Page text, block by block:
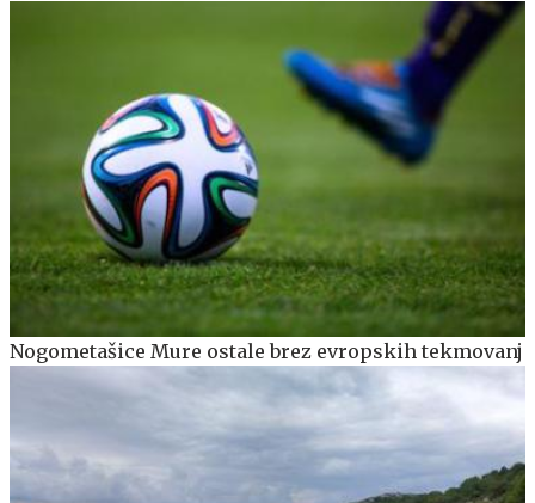
Nogometašice Mure ostale brez evropskih tekmovanj